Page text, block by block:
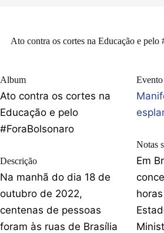
Ato contra os cortes na Educação e pelo
Album
Ato contra os cortes na
Educação e pelo
#ForaBolsonaro
Descrição
Na manhã do dia 18 de
outubro de 2022,
centenas de pessoas
foram às ruas de Brasília
Evento
Notas
Em